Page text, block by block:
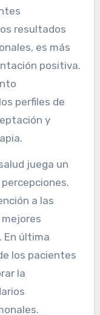
resultados
es más
positiva.
perfiles de
y
juega un
a las
En última
los pacientes
la